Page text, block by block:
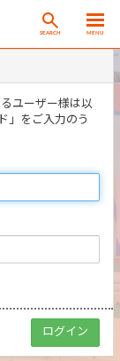
SEARCH MENU
ユーザー様は以
」をご入力のう